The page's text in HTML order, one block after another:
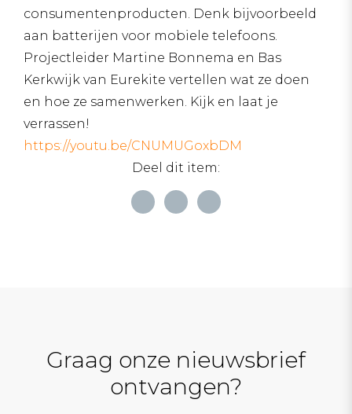
consumentenproducten. Denk bijvoorbeeld
aan batterijen voor mobiele telefoons.
Projectleider Martine Bonnema en Bas
Kerkwijk van Eurekite vertellen wat ze doen
en hoe ze samenwerken. Kijk en laat je
verrassen!
https://youtu.be/CNUMUGoxbDM
Deel dit item:
Graag onze nieuwsbrief
ontvangen?